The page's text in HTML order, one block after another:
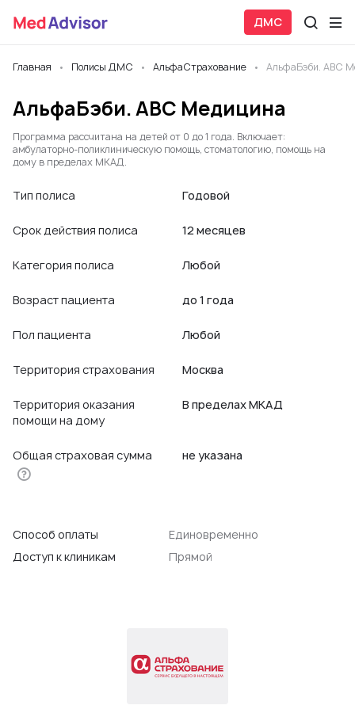
ДМС
Главная Полисы ДМС АльфаСтрахование АльфаБэби. АВС
АльфаБэби. АВС Медицина
Программа рассчитана на детей от 0 до 1 года. Включает:
амбулаторно-поликлиническую помощь, стоматологию, помощь на
дому в пределах МКАД.
Тип полиса Годовой
Срок действия полиса 12 месяцев
Категория полиса Любой
Возраст пациента до 1 года
Пол пациента Любой
Территория страхования Москва
Территория оказания
помощи на дому
В пределах МКАД
Общая страховая сумма не указана
Способ оплаты
Единовременно
Доступ к клиникам
Прямой